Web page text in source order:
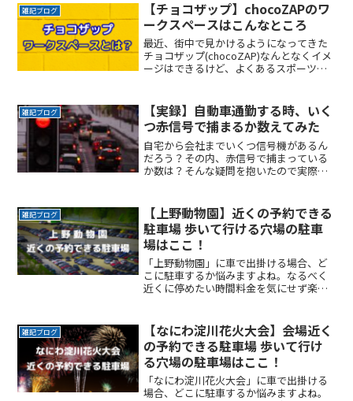
雑記ブログ
【チョコザップ】chocoZAPのワ
ークスペースはこんなところ
最近、街中で見かけるようになってきた
チョコザップ(chocoZAP)なんとなくイメ
ージはできるけど、よくあるスポーツジ
紹介します。ジムにワークスペース？と
思うかもしれまReadMore...
雑記ブログ
【実録】自動車通勤する時、いく
つ赤信号で捕まるか数えてみた
自宅から会社までいくつ信号機があるん
だろう？その内、赤信号で捕まっている
か数は？そんな疑問を抱いたので実際に
っかり守り、ゆとりある安全運転でいっ
てらっしゃい！
雑記ブログ
【上野動物園】近くの予約できる
駐車場 歩いて行ける穴場の駐車
場はここ！
「上野動物園」に車で出掛ける場合、ど
こに駐車するか悩みますよね。なるべく
近くに停めたい時間料金を気にせず楽し
避けてスムーズに帰りたいここでは、
「上野動物園」付近でお得にReadMore...
雑記ブログ
【なにわ淀川花火大会】会場近く
の予約できる駐車場 歩いて行け
る穴場の駐車場はここ！
「なにわ淀川花火大会」に車で出掛ける
場合、どこに駐車するか悩みますよね。